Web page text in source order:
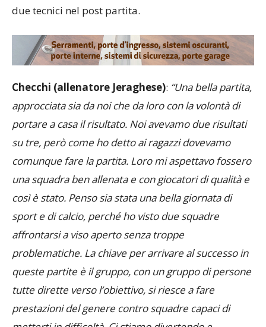
due tecnici nel post partita.
Checchi (allenatore Jeraghese)
Una bella partita,
approcciata sia da noi che da loro con la volontà di
portare a casa il risultato. Noi avevamo due risultati
su tre, però come ho detto ai ragazzi dovevamo
comunque fare la partita. Loro mi aspettavo fossero
una squadra ben allenata e con giocatori di qualità e
così è stato. Penso sia stata una bella giornata di
sport e di calcio, perché ho visto due squadre
affrontarsi a viso aperto senza troppe
problematiche. La chiave per arrivare al successo in
queste partite è il gruppo, con un gruppo di persone
prestazioni del genere contro squadre capaci di